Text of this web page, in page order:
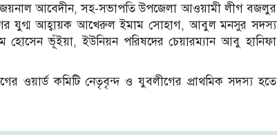
আবেদীন, সহ-সভাপতি উপজেলা আওয়ামী লীগ বজলুর
যুগ্ম আহ্বায়ক আখেরুল ইমাম সোহাগ, আবুল মনসুর সদস্য
হোসেন ভূঁইয়া, ইউনিয়ন পরিষদের চেয়ারম্যান আবু হানিফা
কমিটি নেতৃবৃন্দ ও যুবলীগের প্রাথমিক সদস্য হতে